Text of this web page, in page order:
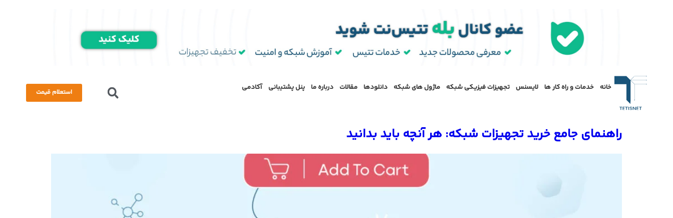
خانه خدمات و راه کار ها لایسنس تجهیزات فیزیکی شبکه ماژول‌ های شبکه دانلودها مقالات درباره ما پنل پشتیبانی آکادمی
استعلام قیمت
راهنمای جامع خرید تجهیزات شبکه: هر آنچه باید بدانید